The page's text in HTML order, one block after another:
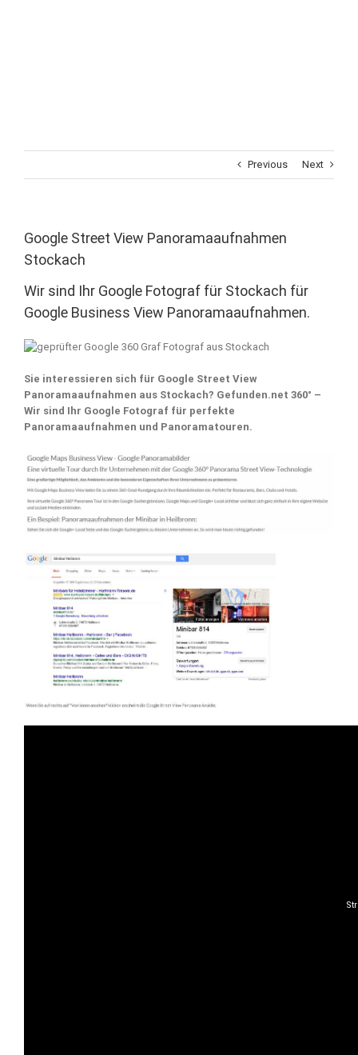
Previous Next
Google Street View Panoramaaufnahmen
Stockach
Wir sind Ihr Google Fotograf für Stockach für
Google Business View Panoramaaufnahmen.
Sie interessieren sich für Google Street View
Panoramaaufnahmen aus Stockach? Gefunden.net 360° –
Wir sind Ihr Google Fotograf für perfekte
Panoramaaufnahmen und Panoramatouren.